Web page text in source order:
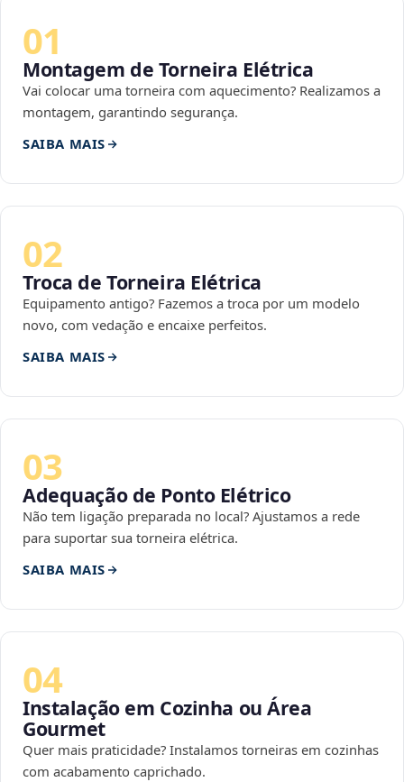
01
Montagem de Torneira Elétrica
Vai colocar uma torneira com aquecimento? Realizamos a
montagem, garantindo segurança.
SAIBA MAIS
02
Troca de Torneira Elétrica
Equipamento antigo? Fazemos a troca por um modelo
novo, com vedação e encaixe perfeitos.
SAIBA MAIS
03
Adequação de Ponto Elétrico
Não tem ligação preparada no local? Ajustamos a rede
para suportar sua torneira elétrica.
SAIBA MAIS
04
Instalação em Cozinha ou Área
Gourmet
Quer mais praticidade? Instalamos torneiras em cozinhas
com acabamento caprichado.